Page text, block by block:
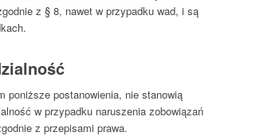
z § 8, nawet w przypadku wad, i są
poniższe postanowienia, nie stanowią
w przypadku naruszenia zobowiązań
z przepisami prawa.